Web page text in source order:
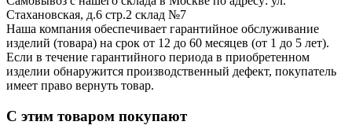
Стахановская, д.6 стр.2 склад №7
Наша компания обеспечивает гарантийное обслуживание
изделий (товара) на срок от 12 до 60 месяцев (от 1 до 5 лет).
Если в течение гарантийного периода в приобретенном
изделии обнаружится производственный дефект, покупатель
имеет право вернуть товар.
С этим товаром покупают